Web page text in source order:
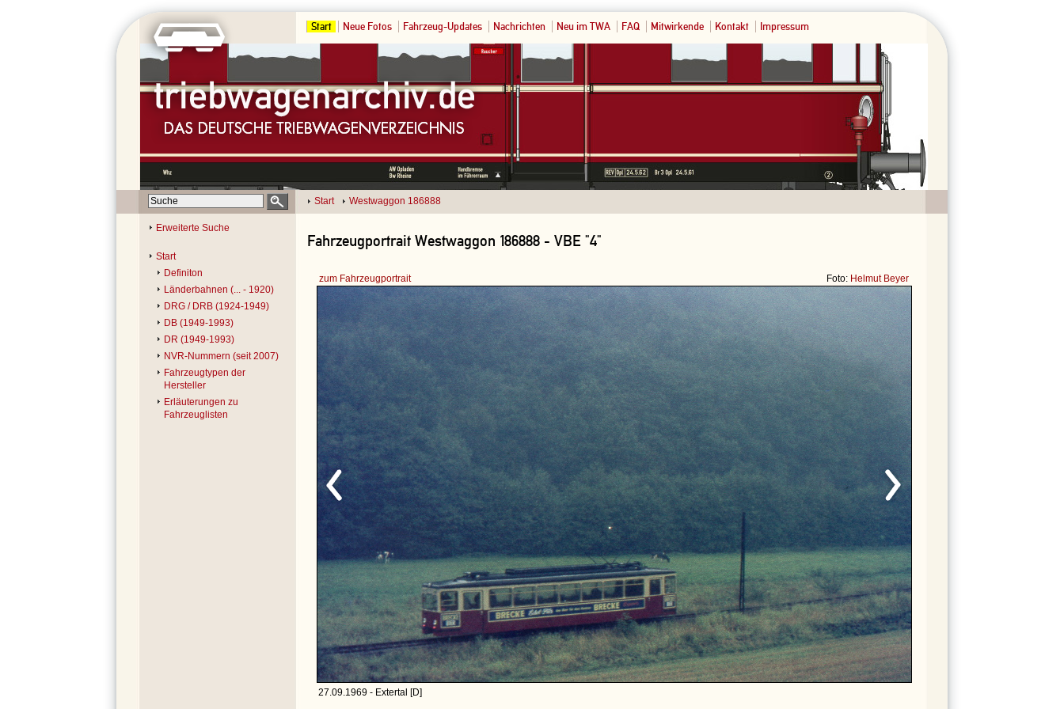
Start Neue Fotos Fahrzeug-Updates Nachrichten Neu im TWA FAQ Mitwirkende Kontakt Impressum
Start Westwaggon 186888
Erweiterte Suche
Start
Definiton
Länderbahnen (... - 1920)
DRG / DRB (1924-1949)
DB (1949-1993)
DR (1949-1993)
NVR-Nummern (seit 2007)
Fahrzeugtypen der
Hersteller
Erläuterungen zu
Fahrzeuglisten
Fahrzeugportrait Westwaggon 186888 - VBE "4"
zum Fahrzeugportrait Foto: Helmut Beyer
27.09.1969 - Extertal [D]